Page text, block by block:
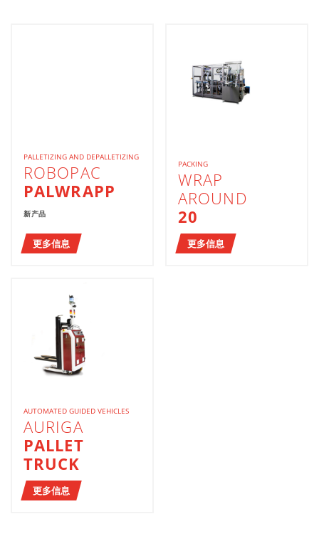
PALLETIZING AND DEPALLETIZING
ROBOPAC
PALWRAPP
新产品
更多信息
PACKING
WRAP
AROUND
20
更多信息
AUTOMATED GUIDED VEHICLES
AURIGA
PALLET
TRUCK
更多信息